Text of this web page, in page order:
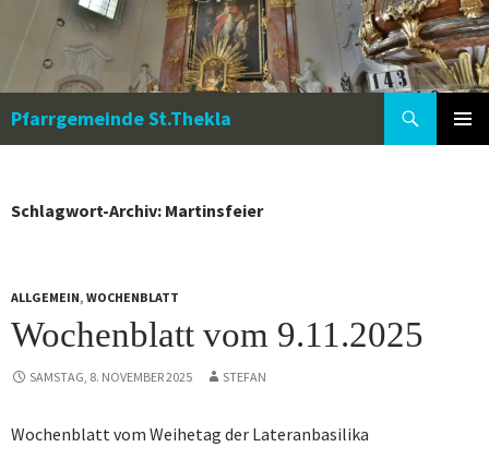
springen
Pfarrgemeinde St.Thekla
Schlagwort-Archiv: Martinsfeier
ALLGEMEIN, WOCHENBLATT
Wochenblatt vom 9.11.2025
SAMSTAG, 8. NOVEMBER 2025 STEFAN
Wochenblatt vom Weihetag der Lateranbasilika